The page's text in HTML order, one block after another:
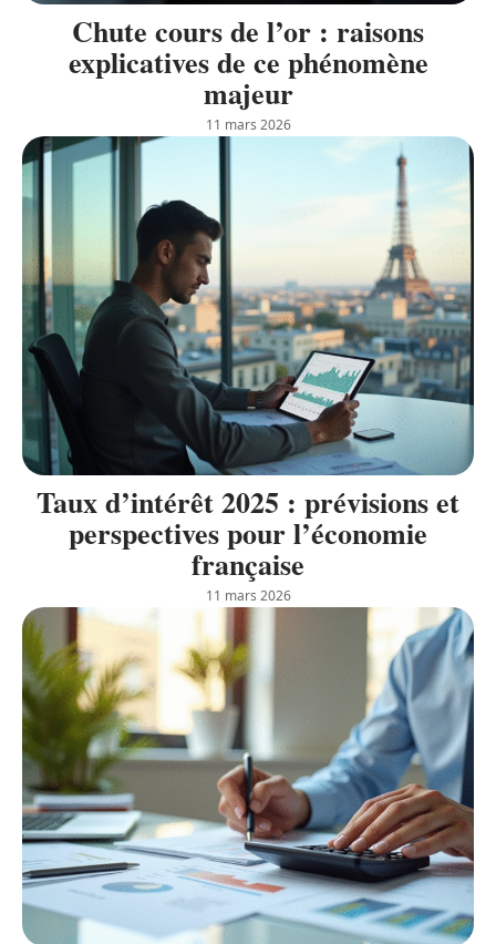
Chute cours de l’or : raisons
explicatives de ce phénomène
majeur
11 mars 2026
Taux d’intérêt 2025 : prévisions et
perspectives pour l’économie
française
11 mars 2026